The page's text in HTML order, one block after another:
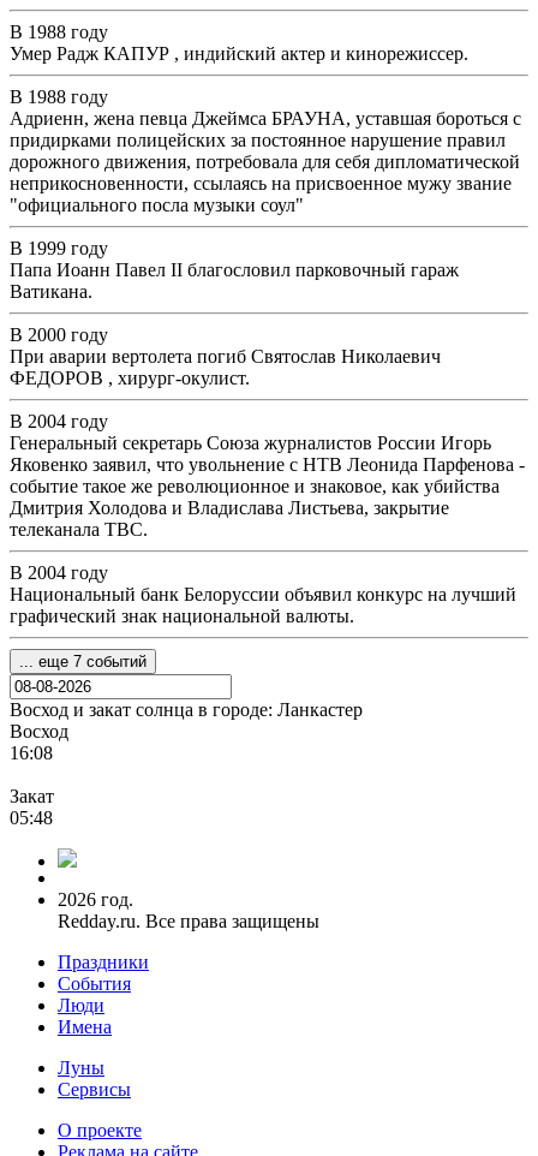
В 1988 году
Умер Радж КАПУР , индийский актер и кинорежиссер.
В 1988 году
Адриенн, жена певца Джеймса БРАУНА, уставшая бороться с
придирками полицейских за постоянное нарушение правил
дорожного движения, потребовала для себя дипломатической
неприкосновенности, ссылаясь на присвоенное мужу звание
"официального посла музыки соул"
В 1999 году
Папа Иоанн Павел II благословил парковочный гараж
Ватикана.
В 2000 году
При аварии вертолета погиб Святослав Николаевич
ФЕДОРОВ , хирург-окулист.
В 2004 году
Генеральный секретарь Союза журналистов России Игорь
Яковенко заявил, что увольнение с НТВ Леонида Парфенова -
событие такое же революционное и знаковое, как убийства
Дмитрия Холодова и Владислава Листьева, закрытие
телеканала ТВС.
В 2004 году
Национальный банк Белоруссии объявил конкурс на лучший
графический знак национальной валюты.
... еще 7 событий
Восход и закат солнца в городе: Ланкастер
Восход
16:08
Закат
05:48
2026 год.
Redday.ru. Все права защищены
Праздники
События
Люди
Имена
Луны
Сервисы
О проекте
Реклама на сайте